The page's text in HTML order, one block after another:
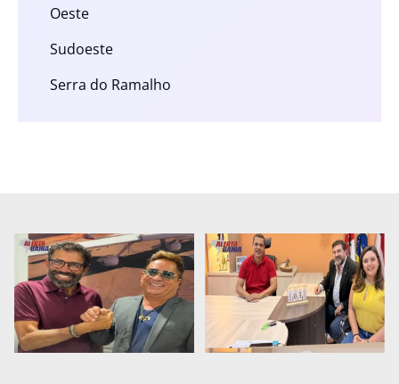
Oeste
Sudoeste
Serra do Ramalho